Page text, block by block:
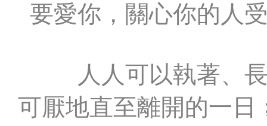
要愛你，關心你的人
人人可以執著、
可厭地直至離開的一日